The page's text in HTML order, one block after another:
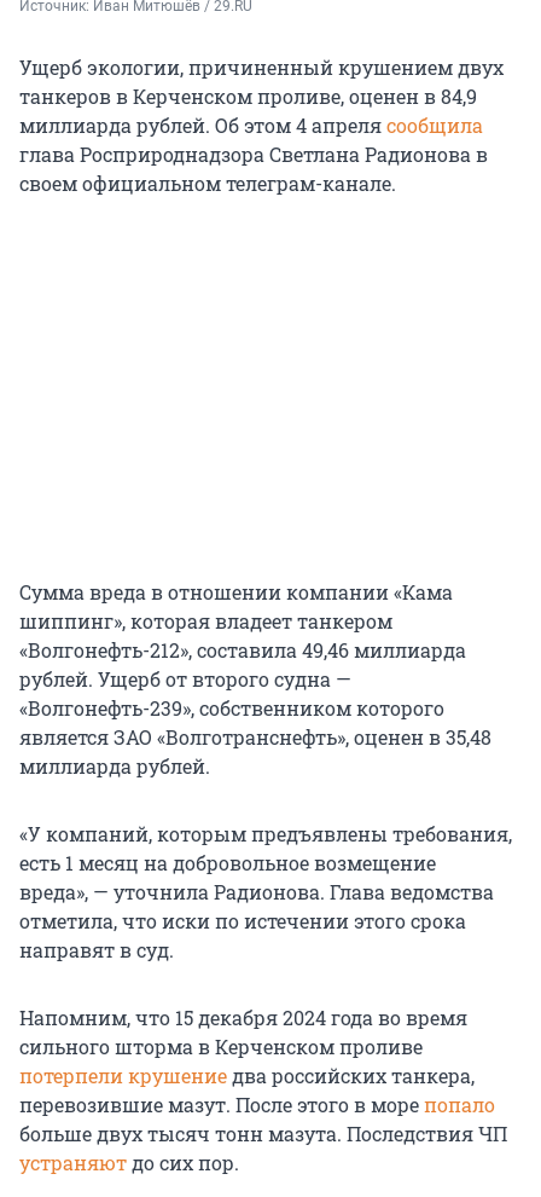
Источник: Иван Митюшёв / 29.RU
Ущерб экологии, причиненный крушением двух
танкеров в Керченском проливе, оценен в 84,9
миллиарда рублей. Об этом 4 апрелясообщила
глава Росприроднадзора Светлана Радионова в
своем официальном телеграм-канале.
Сумма вреда в отношении компании «Кама
шиппинг», которая владеет танкером
«Волгонефть-212», составила 49,46 миллиарда
рублей. Ущерб от второго судна —
«Волгонефть-239», собственником которого
является ЗАО «Волготранснефть», оценен в 35,48
миллиарда рублей.
«У компаний, которым предъявлены требования,
есть 1 месяц на добровольное возмещение
вреда», — уточнила Радионова. Глава ведомства
отметила, что иски по истечении этого срока
направят в суд.
Напомним, что 15 декабря 2024 года во время
сильного шторма в Керченском проливе
потерпели крушениедва российских танкера,
перевозившие мазут. После этого в морепопало
больше двух тысяч тонн мазута. Последствия ЧП
устраняютдо сих пор.